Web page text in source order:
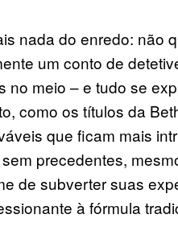
nada do enredo: não
um conto de
no meio – e tudo se
como os títulos da
que ficam mais
precedentes,
de subverter suas
à fórmula